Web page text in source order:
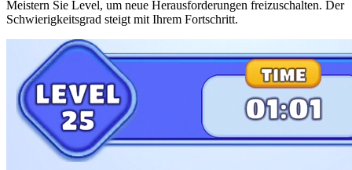
Meistern Sie Level, um neue Herausforderungen freizuschalten. Der
Schwierigkeitsgrad steigt mit Ihrem Fortschritt.